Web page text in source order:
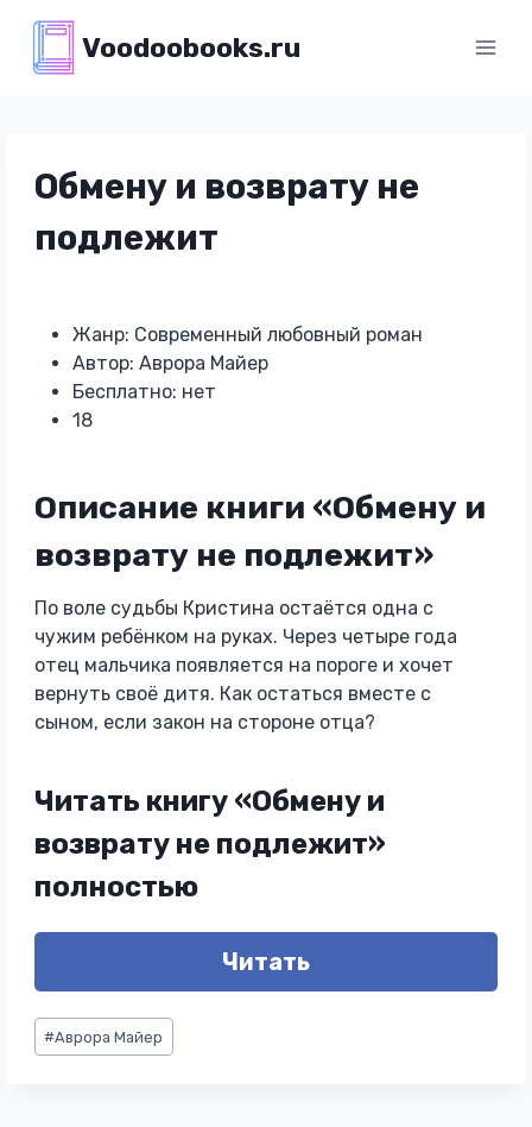
содержимому
Voodoobooks.ru
Обмену и возврату не
подлежит
Жанр: Современный любовный роман
Автор: Аврора Майер
Бесплатно: нет
18
Описание книги «Обмену и
возврату не подлежит»
По воле судьбы Кристина остаётся одна с
чужим ребёнком на руках. Через четыре года
отец мальчика появляется на пороге и хочет
вернуть своё дитя. Как остаться вместе с
сыном, если закон на стороне отца?
Читать книгу «Обмену и
возврату не подлежит»
полностью
Читать
Метки
записи:
#Аврора Майер